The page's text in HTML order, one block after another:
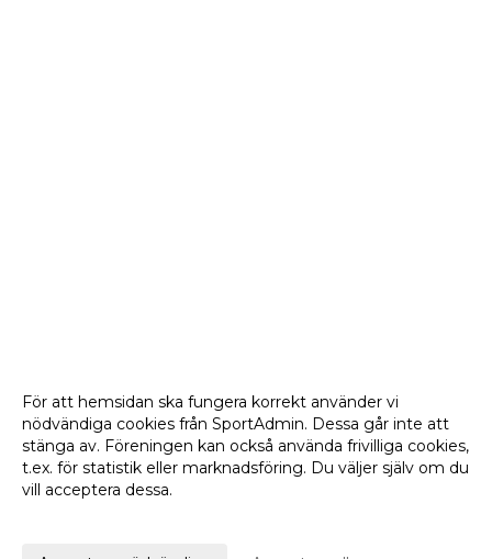
För att hemsidan ska fungera korrekt använder vi
nödvändiga cookies från SportAdmin. Dessa går inte att
stänga av. Föreningen kan också använda frivilliga cookies,
t.ex. för statistik eller marknadsföring. Du väljer själv om du
vill acceptera dessa.